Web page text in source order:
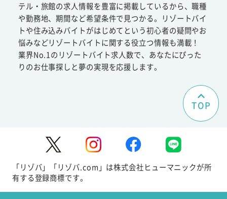
テル・旅館の求人情報を豊富に掲載しているから、職種
や勤務地、期間など希望条件で見つかる。リゾートバイ
トや住み込みバイトがはじめてという初心者の疑問やお
悩みなどリゾートバイトに関する役立つ情報も満載！
業界No.1のリゾートバイト求人数で、あなたにぴった
りのお仕事探しと夢の実現を応援します。
TOP
「リゾバ」「リゾバ.com」は株式会社ヒューマニックが所
有する登録商標です。